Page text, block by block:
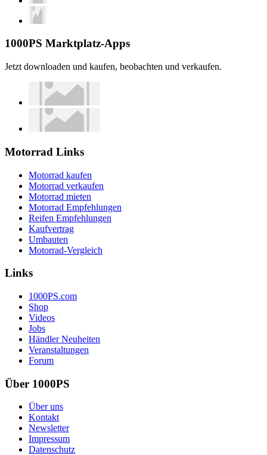
1000PS Marktplatz-Apps
Jetzt downloaden und kaufen, beobachten und verkaufen.
Motorrad Links
Motorrad kaufen
Motorrad verkaufen
Motorrad mieten
Motorrad Empfehlungen
Reifen Empfehlungen
Kaufvertrag
Umbauten
Motorrad-Vergleich
Links
1000PS.com
Shop
Videos
Jobs
Händler Neuheiten
Veranstaltungen
Forum
Über 1000PS
Über uns
Kontakt
Newsletter
Impressum
Datenschutz